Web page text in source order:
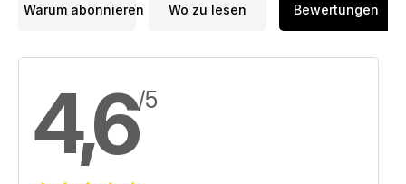
Warum abonnieren Wo zu lesen Bewertungen
4,6/5